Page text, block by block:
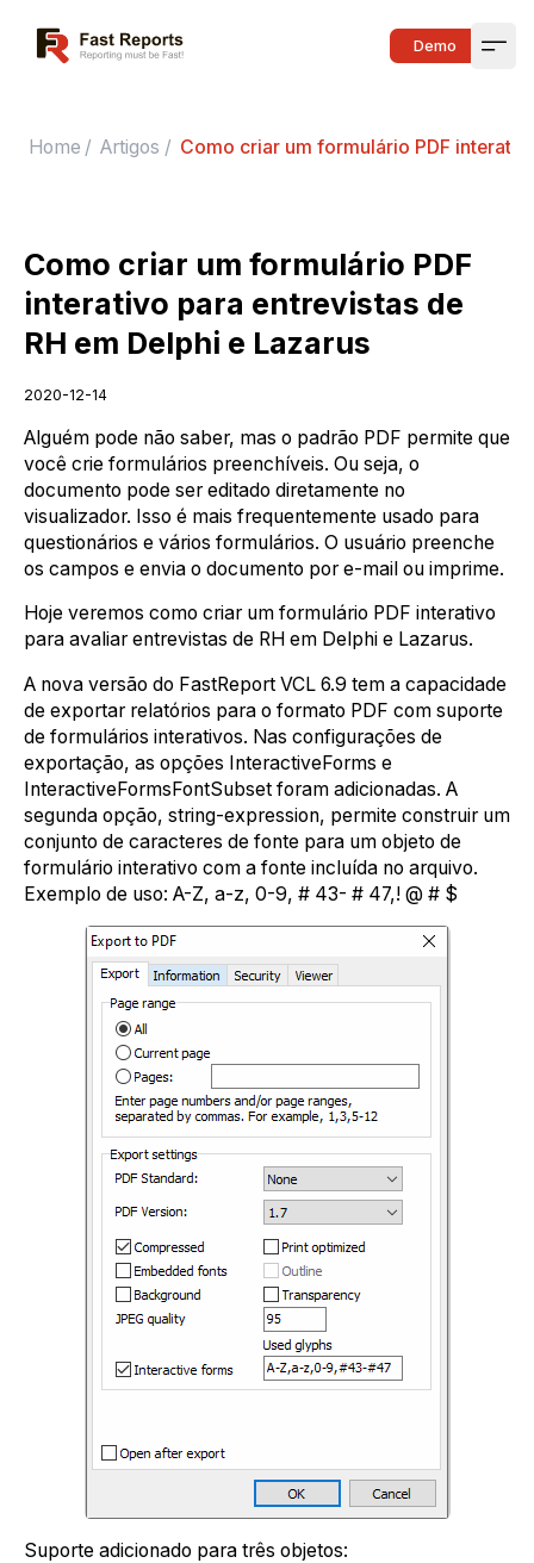
Fast Reports Demo
Home / Artigos / Como criar um formulário PDF
Como criar um formulário PDF
interativo para entrevistas de
RH em Delphi e Lazarus
2020-12-14
Alguém pode não saber, mas o padrão PDF permite que
você crie formulários preenchíveis. Ou seja, o
documento pode ser editado diretamente no
visualizador. Isso é mais frequentemente usado para
questionários e vários formulários. O usuário preenche
os campos e envia o documento por e-mail ou imprime.
Hoje veremos como criar um formulário PDF interativo
para avaliar entrevistas de RH em Delphi e Lazarus.
A nova versão do FastReport VCL 6.9 tem a capacidade
de exportar relatórios para o formato PDF com suporte
de formulários interativos. Nas configurações de
exportação, as opções InteractiveForms e
InteractiveFormsFontSubset foram adicionadas. A
segunda opção, string-expression, permite construir um
conjunto de caracteres de fonte para um objeto de
formulário interativo com a fonte incluída no arquivo.
Exemplo de uso: A-Z, a-z, 0-9, # 43- # 47,! @ # $
Suporte adicionado para três objetos: